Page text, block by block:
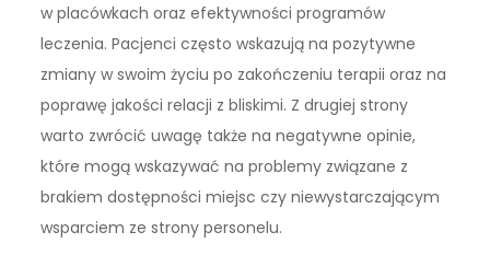
w placówkach oraz efektywności programów
leczenia. Pacjenci często wskazują na pozytywne
zmiany w swoim życiu po zakończeniu terapii oraz na
poprawę jakości relacji z bliskimi. Z drugiej strony
warto zwrócić uwagę także na negatywne opinie,
które mogą wskazywać na problemy związane z
brakiem dostępności miejsc czy niewystarczającym
wsparciem ze strony personelu.